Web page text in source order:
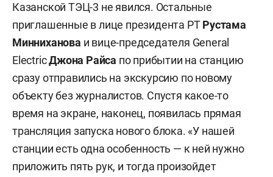
Казанской ТЭЦ-3 не явился. Остальные
приглашенные в лице президента РТРустама
Минниханова и вице-председателя General
ElectricДжона Райса по прибытии на станцию
сразу отправились на экскурсию по новому
объекту без журналистов. Спустя какое-то
время на экране, наконец, появилась прямая
трансляция запуска нового блока. «У нашей
станции есть одна особенность — к ней нужно
приложить пять рук, и тогда произойдет